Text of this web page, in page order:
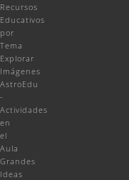
Recursos
Educativos
por
Tema
Explorar
Imágenes
AstroEdu
-
Actividades
en
el
Aula
Grandes
Ideas